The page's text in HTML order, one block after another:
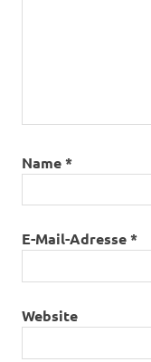
Name*
E-Mail-Adresse*
Website